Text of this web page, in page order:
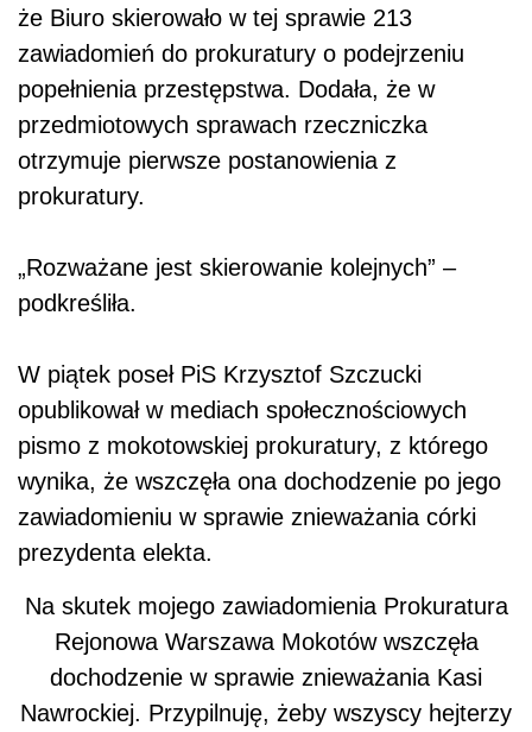
że Biuro skierowało w tej sprawie 213
zawiadomień do prokuratury o podejrzeniu
popełnienia przestępstwa. Dodała, że w
przedmiotowych sprawach rzeczniczka
otrzymuje pierwsze postanowienia z
prokuratury.
„Rozważane jest skierowanie kolejnych” –
podkreśliła.
W piątek poseł PiS Krzysztof Szczucki
opublikował w mediach społecznościowych
pismo z mokotowskiej prokuratury, z którego
wynika, że wszczęła ona dochodzenie po jego
zawiadomieniu w sprawie znieważania córki
prezydenta elekta.
Na skutek mojego zawiadomienia Prokuratura
Rejonowa Warszawa Mokotów wszczęła
dochodzenie w sprawie znieważania Kasi
Nawrockiej. Przypilnuję, żeby wszyscy hejterzy